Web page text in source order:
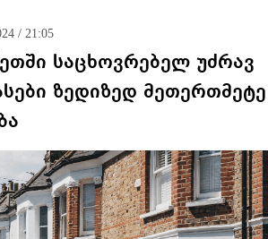
/ 21:05
საცხოვრებელ უძრავ
ზედიზედ მეთერთმეტე